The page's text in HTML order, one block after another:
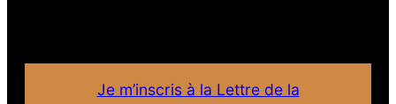
Je m’inscris à la Lettre de la